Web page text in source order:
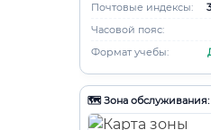
Почтовые индексы:
Часовой пояс:
Формат учебы:
🗺️ Зона обслуживания: